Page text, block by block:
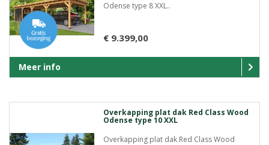
Odense type 8 XXL..
€ 9.399,00
Meer info
Overkapping plat dak Red Class Wood
Odense type 10 XXL
Overkapping plat dak Red Class Wood